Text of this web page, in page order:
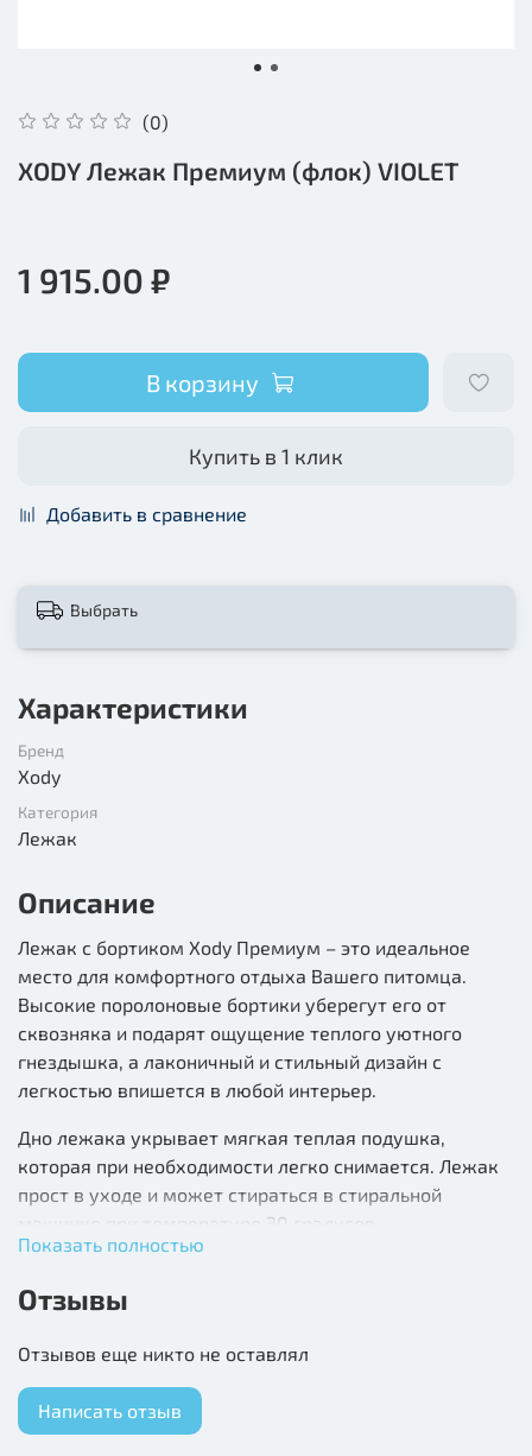
(0)
XODY Лежак Премиум (флок) VIOLET
1 915.00 ₽
В корзину
Купить в 1 клик
Добавить в сравнение
Выбрать
Характеристики
Бренд
Xody
Категория
Лежак
Описание
Лежак с бортиком Xody Премиум – это идеальное
место для комфортного отдыха Вашего питомца.
Высокие поролоновые бортики уберегут его от
сквозняка и подарят ощущение теплого уютного
гнездышка, а лаконичный и стильный дизайн с
легкостью впишется в любой интерьер.
Дно лежака укрывает мягкая теплая подушка,
которая при необходимости легко снимается. Лежак
прост в уходе и может стираться в стиральной
машинке при температуре 30 градусов.
Подходит для кошек и собак.
Выполнен из экологически чистых материалов.
Не вызывает аллергических реакций.
Показать полностью
Отзывы
Отзывов еще никто не оставлял
Написать отзыв